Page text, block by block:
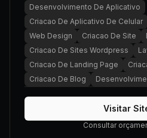
Desenvolvimento De Aplicativo
Criacao De Aplicativo De Celular
Web Design
Criacao De Site
Criacao De Sites Wordpress
Criacao De Landing Page
Criacao De Blog
Visitar
Consultar